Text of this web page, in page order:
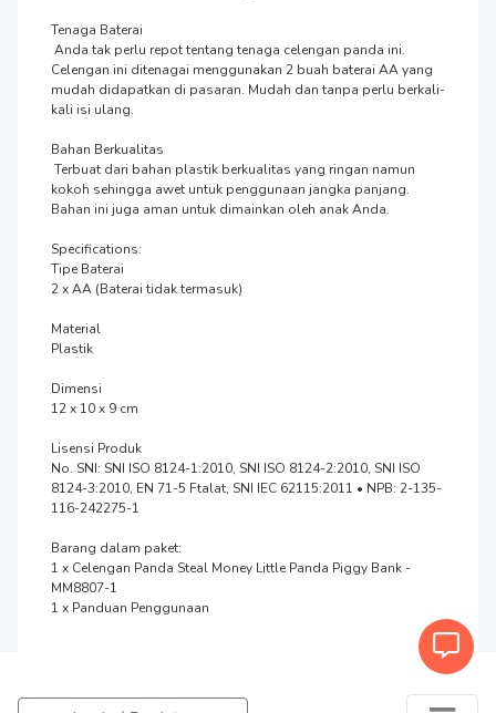
Tenaga Baterai
Celengan ini ditenagai menggunakan 2 buah baterai AA yang
mudah didapatkan di pasaran. Mudah dan tanpa perlu berkali-
kali isi ulang.
Bahan Berkualitas
kokoh sehingga awet untuk penggunaan jangka panjang.
Bahan ini juga aman untuk dimainkan oleh anak Anda.
Specifications:
Tipe Baterai
2 x AA (Baterai tidak termasuk)
Material
Plastik
Dimensi
12 x 10 x 9 cm
Lisensi Produk
No. SNI: SNI ISO 8124-1:2010, SNI ISO 8124-2:2010, SNI ISO
8124-3:2010, EN 71-5 Ftalat, SNI IEC 62115:2011 • NPB: 2-135-
116-242275-1
Barang dalam paket:
1 x Celengan Panda Steal Money Little Panda Piggy Bank -
MM8807-1
1 x Panduan Penggunaan